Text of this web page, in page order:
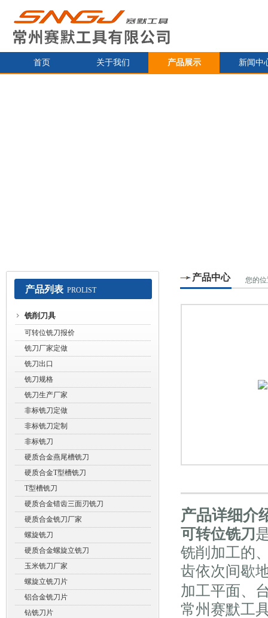
常州赛默工具有限公司
首页 关于我们 产品展示 新闻中
产品列表 PROLIST
铣削刀具
可转位铣刀报价
铣刀厂家定做
铣刀出口
铣刀规格
铣刀生产厂家
非标铣刀定做
非标铣刀定制
非标铣刀
硬质合金燕尾槽铣刀
硬质合金T型槽铣刀
T型槽铣刀
硬质合金错齿三面刃铣刀
硬质合金铣刀厂家
螺旋铣刀
硬质合金螺旋立铣刀
玉米铣刀厂家
螺旋立铣刀片
铝合金铣刀片
钻铣刀片
产品中心 您的
产品详细介
可转位铣刀
铣削加工的
齿依次间歇
加工平面、
常州赛默工